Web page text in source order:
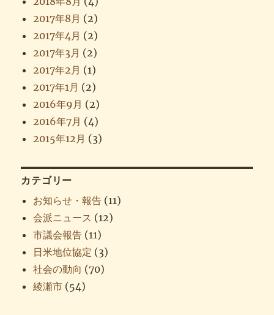
2017年8月 (2)
2017年4月 (2)
2017年3月 (2)
2017年2月 (1)
2017年1月 (2)
2016年9月 (2)
2016年7月 (4)
2015年12月 (3)
カテゴリー
お知らせ・報告 (11)
会派ニュース (12)
市議会報告 (11)
日米地位協定 (3)
社会の動向 (70)
綾瀬市 (54)